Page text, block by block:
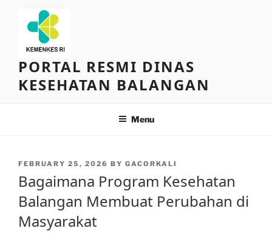
content
PORTAL RESMI DINAS
KESEHATAN BALANGAN
Menu
POSTED
FEBRUARY 25, 2026 BY GACORKALI
Bagaimana Program Kesehatan
Balangan Membuat Perubahan di
Masyarakat